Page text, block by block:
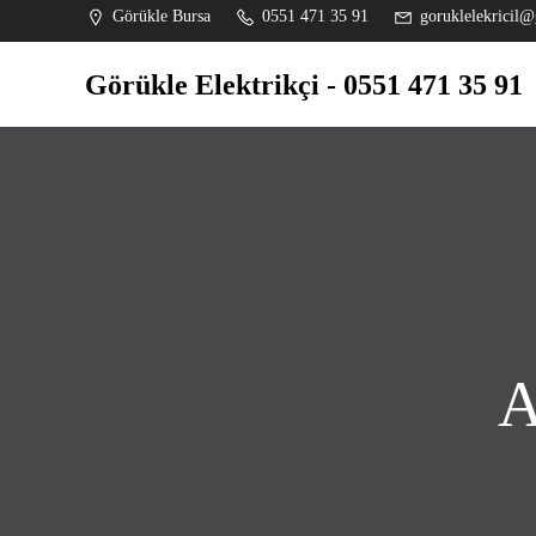
geç
Görükle Bursa 0551 471 35 91
Görükle Elektrikçi - 0551 471 35 91